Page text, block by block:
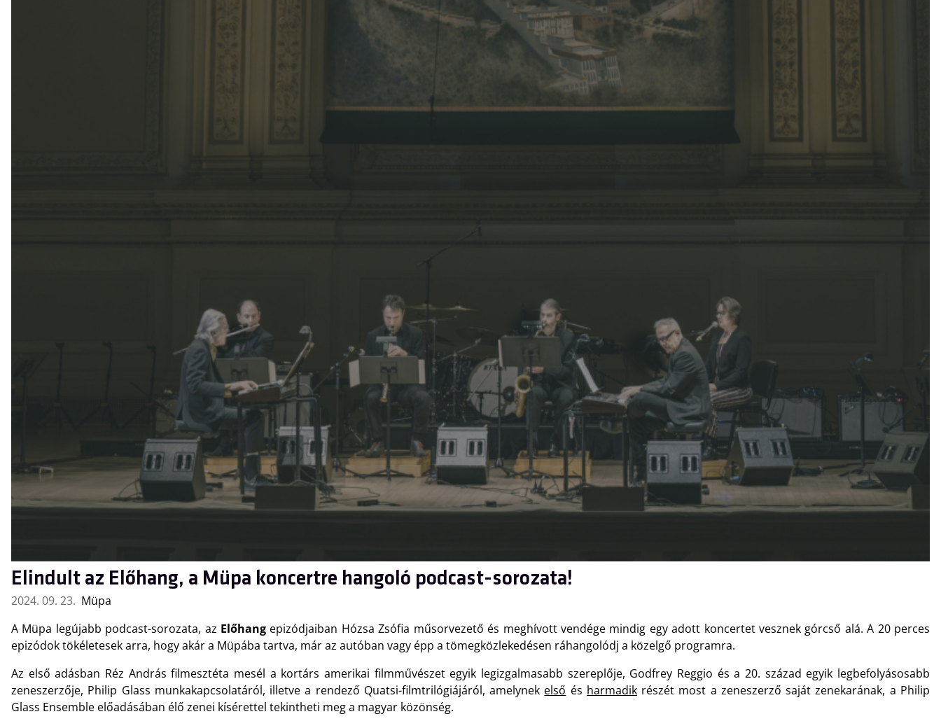
Elindult az Előhang, a Müpa koncertre hangoló podcast-sorozata!
2024. 09. 23. Müpa
A Müpa legújabb podcast-sorozata, az Előhang epizódjaiban Hózsa Zsófia műsorvezető és meghívott vendége mindig egy adott koncertet vesznek górcső alá. A 20 perces
epizódok tökéletesek arra, hogy akár a Müpába tartva, már az autóban vagy épp a tömegközlekedésen ráhangolódj a közelgő programra.
Az első adásban Réz András filmesztéta mesél a kortárs amerikai filmművészet egyik legizgalmasabb szereplője, Godfrey Reggio és a 20. század egyik legbefolyásosabb
zeneszerzője, Philip Glass munkakapcsolatáról, illetve a rendező Quatsi-filmtrilógiájáról, amelynek első és harmadikrészét most a zeneszerző saját zenekarának, a Philip
Glass Ensemble előadásában élő zenei kísérettel tekintheti meg a magyar közönség.